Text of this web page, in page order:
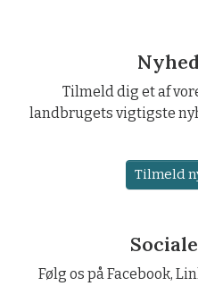
Tilmeld dig et af
landbrugets vigtigste
Tilmeld
Følg os på Facebook,